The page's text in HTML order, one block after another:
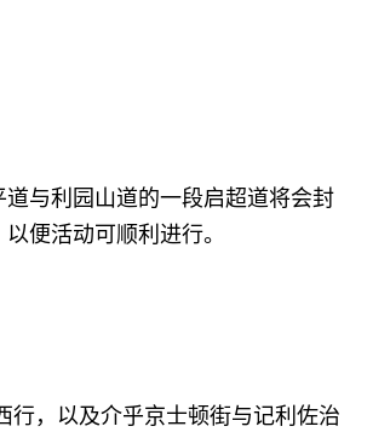
与利园山道的一段启超道将会封
便活动可顺利进行。
行，以及介乎京士顿街与记利佐治